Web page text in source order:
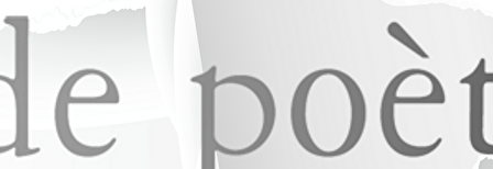
Exporter les lignes sélectionnées
Exporter toutes les colonnes
Exporter uniquement les colonnes affichées
Menu
Images de la page d'accueil